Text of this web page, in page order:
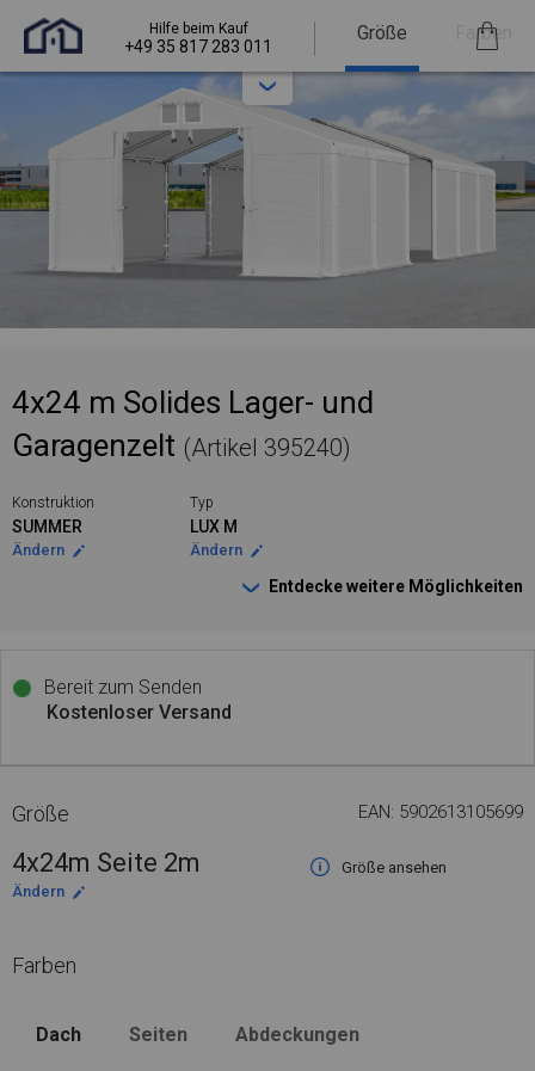
Hilfe beim Kauf
+49 35 817 283 011
Größe Farben
4x24 m Solides Lager- und
Garagenzelt (Artikel 395240)
Konstruktion
SUMMER
Ändern
Typ
LUX M
Ändern
Entdecke weitere Möglichkeiten
Bereit zum Senden
Kostenloser Versand
Größe EAN: 5902613105699
4x24m Seite 2m
Größe ansehen
Ändern
Farben
Dach Seiten Abdeckungen